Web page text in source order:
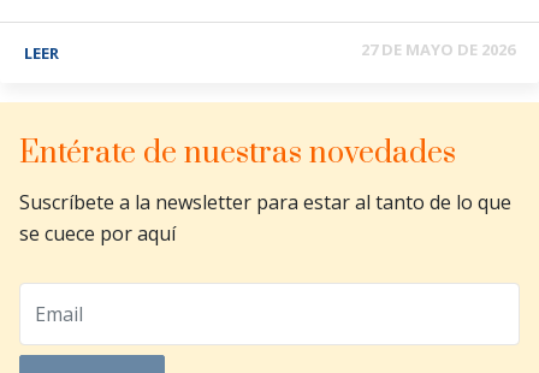
LEER 27 DE MAYO DE 2026
Entérate de nuestras novedades
Suscríbete a la newsletter para estar al tanto de lo que
se cuece por aquí